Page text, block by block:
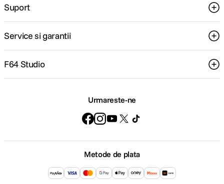
Suport
Service si garantii
F64 Studio
Urmareste-ne
Metode de plata